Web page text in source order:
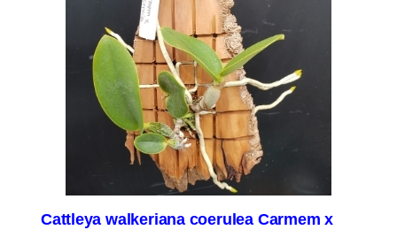
Cattleya walkeriana coerulea Carmem x